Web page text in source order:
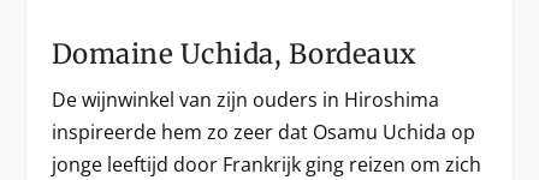
Domaine Uchida, Bordeaux
De wijnwinkel van zijn ouders in Hiroshima
inspireerde hem zo zeer dat Osamu Uchida op
jonge leeftijd door Frankrijk ging reizen om zich